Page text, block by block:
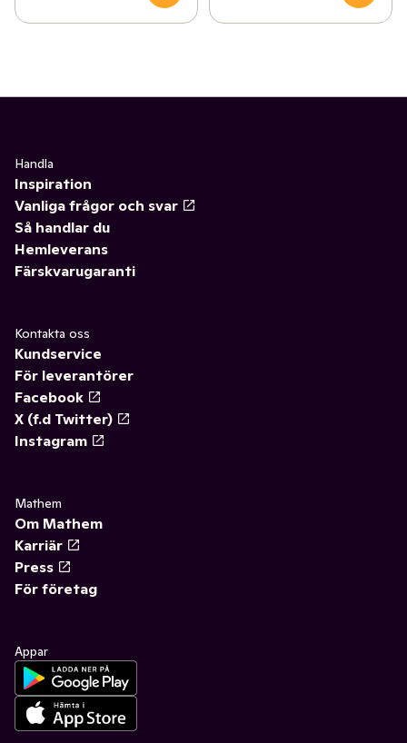
Handla
Inspiration
Vanliga frågor och svar
Så handlar du
Hemleverans
Färskvarugaranti
Kontakta oss
Kundservice
För leverantörer
Facebook
X (f.d Twitter)
Instagram
Mathem
Om Mathem
Karriär
Press
För företag
Appar